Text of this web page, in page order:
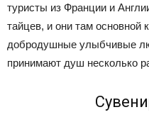
туристы из Франции и
тайцев, и они там основной
добродушные улыбчивые
принимают душ несколько